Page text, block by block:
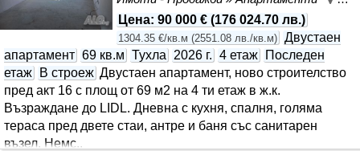
Цена: 90 000 € (176 024.70 лв.)
1304.35 €/кв.м (2551.08 лв./кв.м) Двустаен
апартамент 69 кв.м Тухла 2026 г. 4 етаж
Последен
етаж
В строеж Двустаен апартамент, ново строителство
пред акт 16 с площ от 69 м2 на 4 ти етаж в ж.к.
Възраждане до LIDL. Дневна с кухня, спалня, голяма
тераса пред двете стаи, антре и баня със санитарен
възел. Немс..